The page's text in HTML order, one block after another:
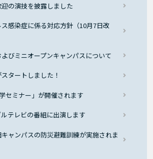
の演技を披露しました
感染症に係る対応方針（10月7日改
びミニオープンキャンパスについて
タートしました！
セミナー」が開催されます
テレビの番組に出演します
ャンパスの防災避難訓練が実施されま